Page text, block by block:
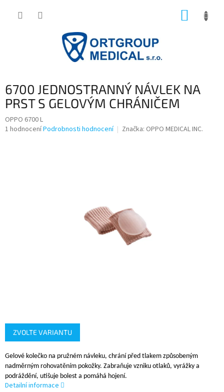
6700 JEDNOSTRANNÝ NÁVLEK NA
PRST S GELOVÝM CHRÁNIČEM
OPPO 6700 L
Průměrné
1 hodnoceníPodrobnosti hodnocení Značka: OPPO MEDICAL INC.
ZVOLTE VARIANTU
Gelové kolečko na pružném návleku, chrání před tlakem způsobeným
nadměrným rohovatěním pokožky. Zabraňuje vzniku otlaků, vyrážky a
podráždění, utišuje bolest a pomáhá hojení.
Detailní informace